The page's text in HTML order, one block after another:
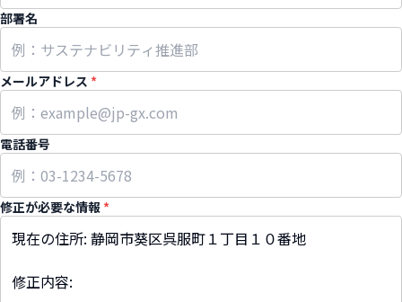
部署名
メールアドレス *
電話番号
修正が必要な情報 *